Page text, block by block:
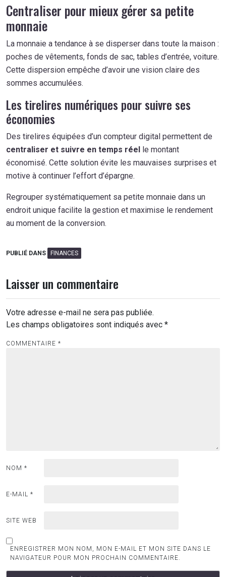
Centraliser pour mieux gérer sa petite
monnaie
La monnaie a tendance à se disperser dans toute la maison :
poches de vêtements, fonds de sac, tables d’entrée, voiture.
Cette dispersion empêche d’avoir une vision claire des
sommes accumulées.
Les tirelires numériques pour suivre ses
économies
Des tirelires équipées d’un compteur digital permettent de
centraliser et suivre en temps réel le montant
économisé. Cette solution évite les mauvaises surprises et
motive à continuer l’effort d’épargne.
Regrouper systématiquement sa petite monnaie dans un
endroit unique facilite la gestion et maximise le rendement
au moment de la conversion.
PUBLIÉ DANS FINANCES
Laisser un commentaire
Votre adresse e-mail ne sera pas publiée.
Les champs obligatoires sont indiqués avec *
COMMENTAIRE *
NOM *
E-MAIL *
SITE WEB
ENREGISTRER MON NOM, MON E-MAIL ET MON SITE DANS LE
NAVIGATEUR POUR MON PROCHAIN COMMENTAIRE.